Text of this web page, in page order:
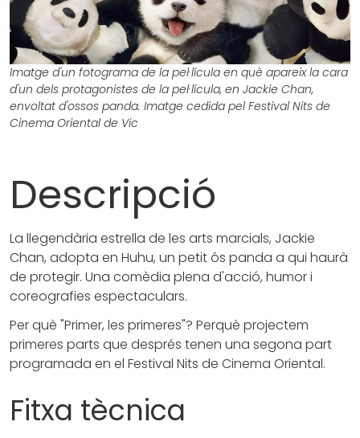
Imatge d'un fotograma de la pel·lícula en què apareix la cara
d'un dels protagonistes de la pel·lícula, en Jackie Chan,
envoltat d'ossos panda. Imatge cedida pel Festival Nits de
Cinema Oriental de Vic
Descripció
La llegendària estrella de les arts marcials, Jackie
Chan, adopta en Huhu, un petit ós panda a qui haurà
de protegir. Una comèdia plena d'acció, humor i
coreografies espectaculars.
Per què "Primer, les primeres"? Perquè projectem
primeres parts que després tenen una segona part
programada en el Festival Nits de Cinema Oriental.
Fitxa tècnica